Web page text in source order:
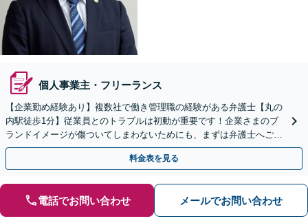
個人事業主・フリーランス
【企業勤め経験あり】複数社で働き管理職の経験がある弁護士【丸の
内駅徒歩1分】従業員とのトラブルは初動が重要です！企業さまのブ
ランドイメージが傷ついてしまわないためにも、まずは弁護士へご相
談ください【売掛金の回収】豊富な解決実績があります
料金表を見る
電話でお問い合わせ メールでお問い合わせ